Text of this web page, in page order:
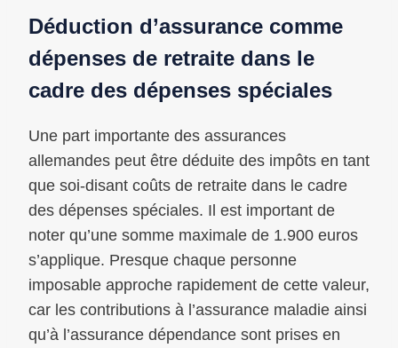
Déduction d’assurance comme
dépenses de retraite dans le
cadre des dépenses spéciales
Une part importante des assurances
allemandes peut être déduite des impôts en tant
que soi-disant coûts de retraite dans le cadre
des dépenses spéciales. Il est important de
noter qu’une somme maximale de 1.900 euros
s’applique. Presque chaque personne
imposable approche rapidement de cette valeur,
car les contributions à l’assurance maladie ainsi
qu’à l’assurance dépendance sont prises en